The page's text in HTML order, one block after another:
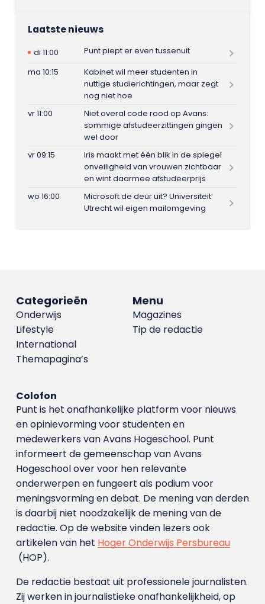
Laatste nieuws
di 11:00
Punt piept er even tussenuit
ma 10:15
Kabinet wil meer studenten in
nuttige studierichtingen, maar zegt
nog niet hoe
vr 11:00
Niet overal code rood op Avans:
sommige afstudeerzittingen gingen
wel door
vr 09:15
Iris maakt met één blik in de spiegel
onveiligheid van vrouwen zichtbaar
en wint daarmee afstudeerprijs
wo 16:00
Microsoft de deur uit? Universiteit
Utrecht wil eigen mailomgeving
Menu
Magazines
Tip de redactie
Categorieën
Onderwijs
Lifestyle
International
Themapagina’s
Colofon
Punt is het onafhankelijke platform voor nieuws
en opinievorming voor studenten en
medewerkers van Avans Hoge­school. Punt
informeert de gemeenschap van Avans
Hogeschool over voor hen relevante
onderwerpen en fungeert als podium voor
meningsvorming en debat. De mening van derden
is daarbij niet noodzakelijk de mening van de
redactie. Op de website vinden lezers ook
artikelen van het Hoger Onderwijs Persbureau
(HOP).
De redactie bestaat uit professionele journalisten.
Zij werken in journalistieke onafhankelijkheid, op